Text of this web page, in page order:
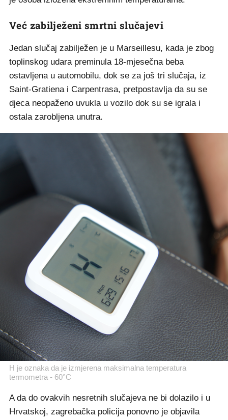
Već zabilježeni smrtni slučajevi
Jedan slučaj zabilježen je u Marseillesu, kada je zbog
toplinskog udara preminula 18-mjesečna beba
ostavljena u automobilu, dok se za još tri slučaja, iz
Saint-Gratiena i Carpentrasa, pretpostavlja da su se
djeca neopaženo uvukla u vozilo dok su se igrala i
ostala zarobljena unutra.
H je oznaka da je izmjerena maksimalna temperatura
termometra - 60°C
A da do ovakvih nesretnih slučajeva ne bi dolazilo i u
Hrvatskoj, zagrebačka policija ponovno je objavila